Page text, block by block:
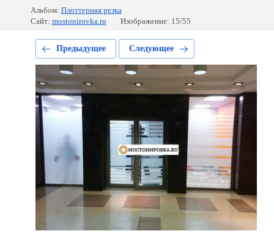
Альбом: Плоттерная резка
Сайт: mostonirovka.ru Изображение: 15/55
Предыдущее Следующее